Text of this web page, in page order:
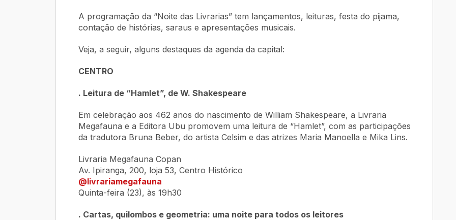
A programação da “Noite das Livrarias” tem lançamentos, leituras, festa do pijama,
contação de histórias, saraus e apresentações musicais.
Veja, a seguir, alguns destaques da agenda da capital:
CENTRO
. Leitura de “Hamlet”, de W. Shakespeare
Em celebração aos 462 anos do nascimento de William Shakespeare, a Livraria
Megafauna e a Editora Ubu promovem uma leitura de “Hamlet”, com as participações
da tradutora Bruna Beber, do artista Celsim e das atrizes Maria Manoella e Mika Lins.
Livraria Megafauna Copan
Av. Ipiranga, 200, loja 53, Centro Histórico
@livrariamegafauna
Quinta-feira (23), às 19h30
. Cartas, quilombos e geometria: uma noite para todos os leitores